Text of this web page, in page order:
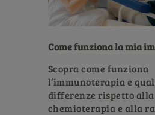
Come funziona la mia
Scopra come funziona
l’immunoterapia e
differenze rispetto alla
chemioterapia e alla